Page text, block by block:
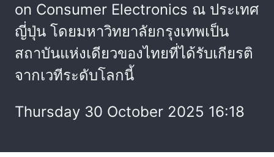
on Consumer Electronics ณ ประเทศ
ญี่ปุ่น โดยมหาวิทยาลัยกรุงเทพเป็น
สถาบันแห่งเดียวของไทยที่ได้รับเกียรติ
จากเวทีระดับโลกนี้
Thursday 30 October 2025 16:18